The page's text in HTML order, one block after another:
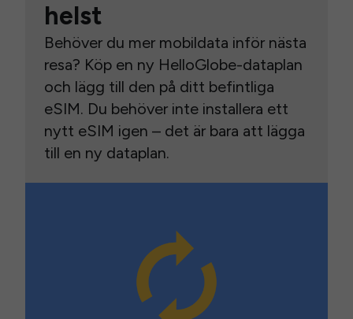
helst
Behöver du mer mobildata inför nästa
resa? Köp en ny HelloGlobe-dataplan
och lägg till den på ditt befintliga
eSIM. Du behöver inte installera ett
nytt eSIM igen – det är bara att lägga
till en ny dataplan.